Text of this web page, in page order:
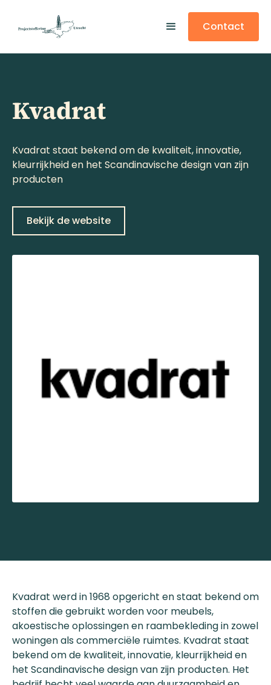
Contact
Kvadrat
Kvadrat staat bekend om de kwaliteit, innovatie,
kleurrijkheid en het Scandinavische design van zijn
producten
Bekijk de website
Kvadrat werd in 1968 opgericht en staat bekend om
stoffen die gebruikt worden voor meubels,
akoestische oplossingen en raambekleding in zowel
woningen als commerciële ruimtes. Kvadrat staat
bekend om de kwaliteit, innovatie, kleurrijkheid en
het Scandinavische design van zijn producten. Het